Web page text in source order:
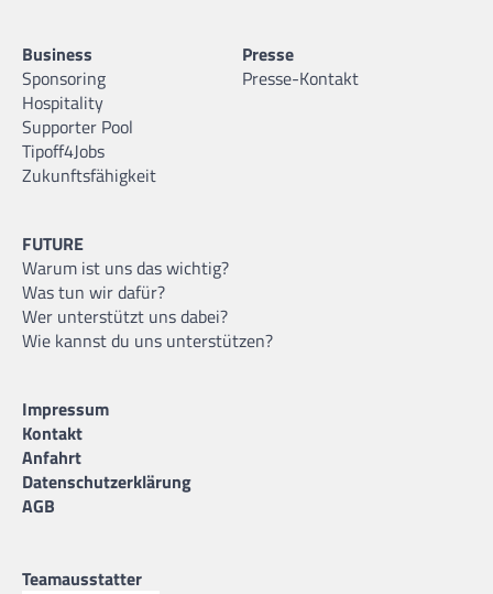
Business
Sponsoring
Hospitality
Supporter Pool
Tipoff4Jobs
Zukunftsfähigkeit
Presse
Presse-Kontakt
FUTURE
Warum ist uns das wichtig?
Was tun wir dafür?
Wer unterstützt uns dabei?
Wie kannst du uns unterstützen?
Impressum
Kontakt
Anfahrt
Datenschutzerklärung
AGB
Teamausstatter